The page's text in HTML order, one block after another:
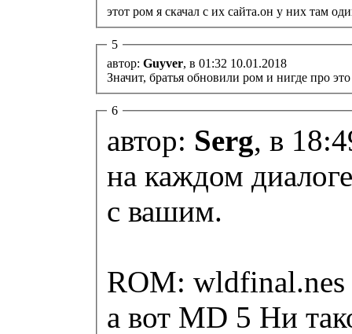
этот ром я скачал с их сайта.он у них там
5
автор: Guyver, в 01:32 10.01.2018
Значит, братья обновили ром и нигде про
6
автор: Serg, в
на каждом
с вашим.
ROM:
а вот MD 5 Ни